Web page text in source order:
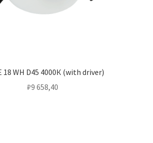
18 WH D45 4000К (with driver)
₽9 658,40